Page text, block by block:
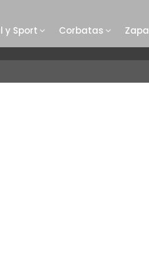
y Sport Corbatas